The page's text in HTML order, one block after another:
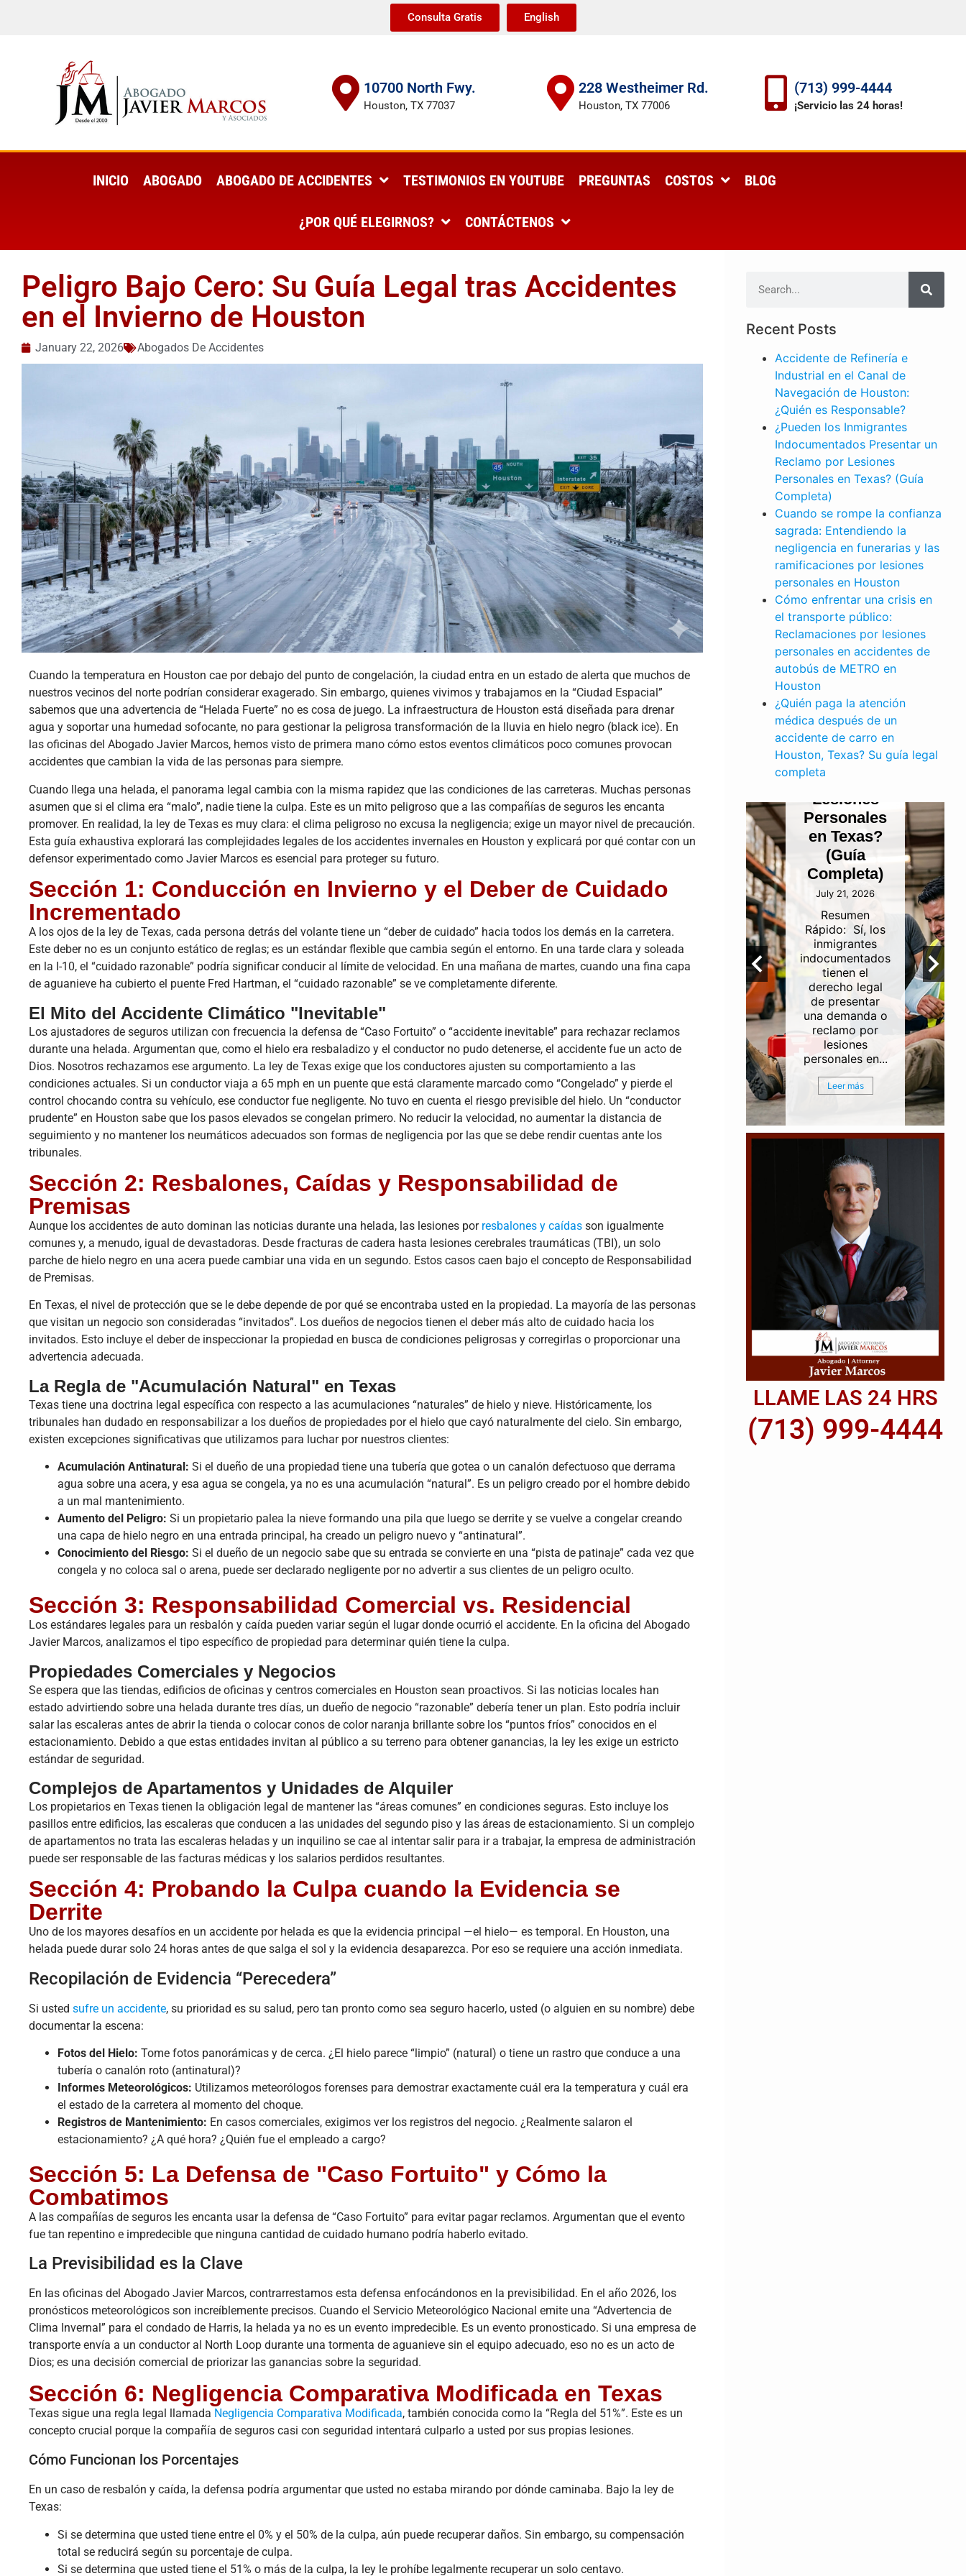
Consulta Gratis English
10700 North Fwy.
Houston, TX 77037
228 Westheimer Rd.
Houston, TX 77006
(713) 999-4444
¡Servicio las 24 horas!
INICIO ABOGADO ABOGADO DE ACCIDENTES TESTIMONIOS EN YOUTUBE PREGUNTAS COSTOS BLOG
¿POR QUÉ ELEGIRNOS? CONTÁCTENOS
Peligro Bajo Cero: Su Guía Legal tras Accidentes
en el Invierno de Houston
January 22, 2026 Abogados De Accidentes
Cuando la temperatura en Houston cae por debajo del punto de congelación, la ciudad entra en un estado de alerta que muchos de
nuestros vecinos del norte podrían considerar exagerado. Sin embargo, quienes vivimos y trabajamos en la “Ciudad Espacial”
sabemos que una advertencia de “Helada Fuerte” no es cosa de juego. La infraestructura de Houston está diseñada para drenar
agua y soportar una humedad sofocante, no para gestionar la peligrosa transformación de la lluvia en hielo negro (black ice). En
las oficinas del Abogado Javier Marcos, hemos visto de primera mano cómo estos eventos climáticos poco comunes provocan
accidentes que cambian la vida de las personas para siempre.
Cuando llega una helada, el panorama legal cambia con la misma rapidez que las condiciones de las carreteras. Muchas personas
asumen que si el clima era “malo”, nadie tiene la culpa. Este es un mito peligroso que a las compañías de seguros les encanta
promover. En realidad, la ley de Texas es muy clara: el clima peligroso no excusa la negligencia; exige un mayor nivel de precaución.
Esta guía exhaustiva explorará las complejidades legales de los accidentes invernales en Houston y explicará por qué contar con un
defensor experimentado como Javier Marcos es esencial para proteger su futuro.
Sección 1: Conducción en Invierno y el Deber de Cuidado
Incrementado
A los ojos de la ley de Texas, cada persona detrás del volante tiene un “deber de cuidado” hacia todos los demás en la carretera.
Este deber no es un conjunto estático de reglas; es un estándar flexible que cambia según el entorno. En una tarde clara y soleada
en la I-10, el “cuidado razonable” podría significar conducir al límite de velocidad. En una mañana de martes, cuando una fina capa
de aguanieve ha cubierto el puente Fred Hartman, el “cuidado razonable” se ve completamente diferente.
El Mito del Accidente Climático "Inevitable"
Los ajustadores de seguros utilizan con frecuencia la defensa de “Caso Fortuito” o “accidente inevitable” para rechazar reclamos
durante una helada. Argumentan que, como el hielo era resbaladizo y el conductor no pudo detenerse, el accidente fue un acto de
Dios. Nosotros rechazamos ese argumento. La ley de Texas exige que los conductores ajusten su comportamiento a las
condiciones actuales. Si un conductor viaja a 65 mph en un puente que está claramente marcado como “Congelado” y pierde el
control chocando contra su vehículo, ese conductor fue negligente. No tuvo en cuenta el riesgo previsible del hielo. Un “conductor
prudente” en Houston sabe que los pasos elevados se congelan primero. No reducir la velocidad, no aumentar la distancia de
seguimiento y no mantener los neumáticos adecuados son formas de negligencia por las que se debe rendir cuentas ante los
tribunales.
Sección 2: Resbalones, Caídas y Responsabilidad de
Premisas
Aunque los accidentes de auto dominan las noticias durante una helada, las lesiones por resbalones y caídas son igualmente
comunes y, a menudo, igual de devastadoras. Desde fracturas de cadera hasta lesiones cerebrales traumáticas (TBI), un solo
parche de hielo negro en una acera puede cambiar una vida en un segundo. Estos casos caen bajo el concepto de Responsabilidad
de Premisas.
En Texas, el nivel de protección que se le debe depende de por qué se encontraba usted en la propiedad. La mayoría de las personas
que visitan un negocio son consideradas “invitados”. Los dueños de negocios tienen el deber más alto de cuidado hacia los
invitados. Esto incluye el deber de inspeccionar la propiedad en busca de condiciones peligrosas y corregirlas o proporcionar una
advertencia adecuada.
La Regla de "Acumulación Natural" en Texas
Texas tiene una doctrina legal específica con respecto a las acumulaciones “naturales” de hielo y nieve. Históricamente, los
tribunales han dudado en responsabilizar a los dueños de propiedades por el hielo que cayó naturalmente del cielo. Sin embargo,
existen excepciones significativas que utilizamos para luchar por nuestros clientes:
Acumulación Antinatural: Si el dueño de una propiedad tiene una tubería que gotea o un canalón defectuoso que derrama
agua sobre una acera, y esa agua se congela, ya no es una acumulación “natural”. Es un peligro creado por el hombre debido
a un mal mantenimiento.
Aumento del Peligro: Si un propietario palea la nieve formando una pila que luego se derrite y se vuelve a congelar creando
una capa de hielo negro en una entrada principal, ha creado un peligro nuevo y “antinatural”.
Conocimiento del Riesgo: Si el dueño de un negocio sabe que su entrada se convierte en una “pista de patinaje” cada vez que
congela y no coloca sal o arena, puede ser declarado negligente por no advertir a sus clientes de un peligro oculto.
Sección 3: Responsabilidad Comercial vs. Residencial
Los estándares legales para un resbalón y caída pueden variar según el lugar donde ocurrió el accidente. En la oficina del Abogado
Javier Marcos, analizamos el tipo específico de propiedad para determinar quién tiene la culpa.
Propiedades Comerciales y Negocios
Se espera que las tiendas, edificios de oficinas y centros comerciales en Houston sean proactivos. Si las noticias locales han
estado advirtiendo sobre una helada durante tres días, un dueño de negocio “razonable” debería tener un plan. Esto podría incluir
salar las escaleras antes de abrir la tienda o colocar conos de color naranja brillante sobre los “puntos fríos” conocidos en el
estacionamiento. Debido a que estas entidades invitan al público a su terreno para obtener ganancias, la ley les exige un estricto
estándar de seguridad.
Complejos de Apartamentos y Unidades de Alquiler
Los propietarios en Texas tienen la obligación legal de mantener las “áreas comunes” en condiciones seguras. Esto incluye los
pasillos entre edificios, las escaleras que conducen a las unidades del segundo piso y las áreas de estacionamiento. Si un complejo
de apartamentos no trata las escaleras heladas y un inquilino se cae al intentar salir para ir a trabajar, la empresa de administración
puede ser responsable de las facturas médicas y los salarios perdidos resultantes.
Sección 4: Probando la Culpa cuando la Evidencia se
Derrite
Uno de los mayores desafíos en un accidente por helada es que la evidencia principal —el hielo— es temporal. En Houston, una
helada puede durar solo 24 horas antes de que salga el sol y la evidencia desaparezca. Por eso se requiere una acción inmediata.
Recopilación de Evidencia “Perecedera”
Si usted sufre un accidente, su prioridad es su salud, pero tan pronto como sea seguro hacerlo, usted (o alguien en su nombre) debe
documentar la escena:
Fotos del Hielo: Tome fotos panorámicas y de cerca. ¿El hielo parece “limpio” (natural) o tiene un rastro que conduce a una
tubería o canalón roto (antinatural)?
Informes Meteorológicos: Utilizamos meteorólogos forenses para demostrar exactamente cuál era la temperatura y cuál era
el estado de la carretera al momento del choque.
Registros de Mantenimiento: En casos comerciales, exigimos ver los registros del negocio. ¿Realmente salaron el
estacionamiento? ¿A qué hora? ¿Quién fue el empleado a cargo?
Sección 5: La Defensa de "Caso Fortuito" y Cómo la
Combatimos
A las compañías de seguros les encanta usar la defensa de “Caso Fortuito” para evitar pagar reclamos. Argumentan que el evento
fue tan repentino e impredecible que ninguna cantidad de cuidado humano podría haberlo evitado.
La Previsibilidad es la Clave
En las oficinas del Abogado Javier Marcos, contrarrestamos esta defensa enfocándonos en la previsibilidad. En el año 2026, los
pronósticos meteorológicos son increíblemente precisos. Cuando el Servicio Meteorológico Nacional emite una “Advertencia de
Clima Invernal” para el condado de Harris, la helada ya no es un evento impredecible. Es un evento pronosticado. Si una empresa de
transporte envía a un conductor al North Loop durante una tormenta de aguanieve sin el equipo adecuado, eso no es un acto de
Dios; es una decisión comercial de priorizar las ganancias sobre la seguridad.
Sección 6: Negligencia Comparativa Modificada en Texas
Texas sigue una regla legal llamada Negligencia Comparativa Modificada, también conocida como la “Regla del 51%”. Este es un
concepto crucial porque la compañía de seguros casi con seguridad intentará culparlo a usted por sus propias lesiones.
Cómo Funcionan los Porcentajes
En un caso de resbalón y caída, la defensa podría argumentar que usted no estaba mirando por dónde caminaba. Bajo la ley de
Texas:
Si se determina que usted tiene entre el 0% y el 50% de la culpa, aún puede recuperar daños. Sin embargo, su compensación
total se reducirá según su porcentaje de culpa.
Si se determina que usted tiene el 51% o más de la culpa, la ley le prohíbe legalmente recuperar un solo centavo.
Recent Posts
Accidente de Refinería e
Industrial en el Canal de
Navegación de Houston:
¿Quién es Responsable?
¿Pueden los Inmigrantes
Indocumentados Presentar un
Reclamo por Lesiones
Personales en Texas? (Guía
Completa)
Cuando se rompe la confianza
sagrada: Entendiendo la
negligencia en funerarias y las
ramificaciones por lesiones
personales en Houston
Cómo enfrentar una crisis en
el transporte público:
Reclamaciones por lesiones
personales en accidentes de
autobús de METRO en
Houston
¿Quién paga la atención
médica después de un
accidente de carro en
Houston, Texas? Su guía legal
completa
ACCIDENTE DE
CAMION O TRAILER
La
Actualización
de la
FMCSA
2026: Cómo
la Nueva
Digital
Afecta su
Reclamo
por
Accidente
January 30, 2026
la seguridad y
los litigios en el
transporte de
carga comercial
está
transformación
monumental
en...
Leer más
ACCIDENTE TRABAJO
Accidente
de Refinería
en el Canal
de
Navegación
de Houston:
August 5, 2026
rápidoLa
responsabilidad
en los
accidentes de
de Navegación
de Houston
(Houston...
Leer más
¿Pueden
Inmigrantes
Indocumentados
Presentar
un Reclamo
Lesiones
Personales
en Texas?
(Guía
Completa)
July 21, 2026
Resumen
Rápido: Sí, los
inmigrantes
indocumentados
tienen el
derecho legal
de presentar
una demanda o
reclamo por
lesiones
personales en...
Leer más
LLAME LAS 24 HRS
(713) 999-4444